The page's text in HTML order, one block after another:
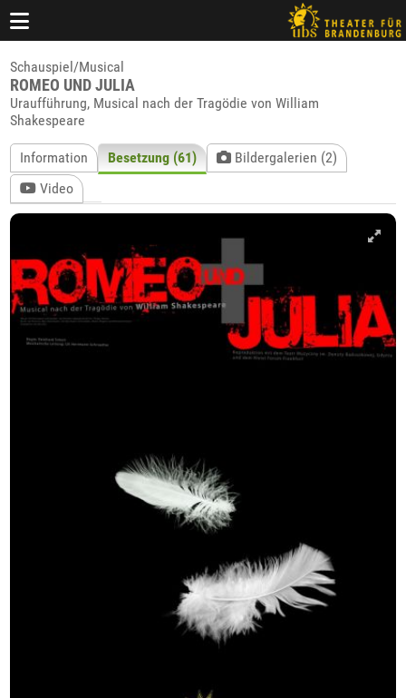
Schauspiel/Musical
ROMEO UND JULIA
Uraufführung, Musical nach der Tragödie von William
Shakespeare
Information Besetzung (61)
Bildergalerien (2)
Video